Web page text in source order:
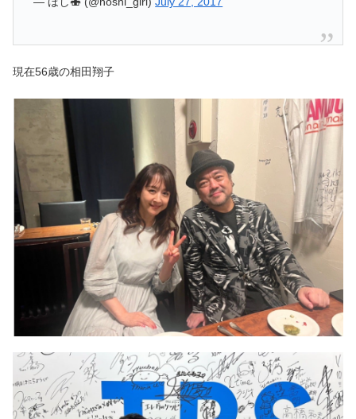
現在56歳の相田翔子